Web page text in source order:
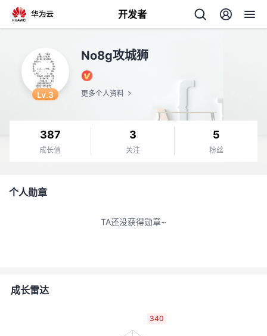
开发者
者
Lv.3
No8g攻城狮
更多个人资料
387
成长值
3
关注
5
粉丝
个人勋章
TA还没获得勋章~
成长雷达
340